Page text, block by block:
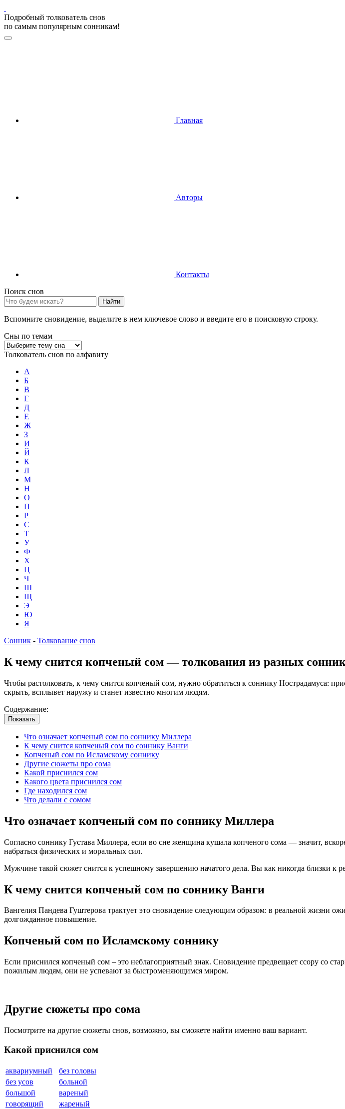
Подробный толкователь снов
по самым популярным сонникам!
Главная
Авторы
Контакты
Поиск снов
Найти
Вспомните сновидение, выделите в нем ключевое слово и введите его в поисковую строку.
Сны по темам
Толкователь снов по алфавиту
А
Б
В
Г
Д
Е
Ж
З
И
Й
К
Л
М
Н
О
П
Р
С
Т
У
Ф
Х
Ц
Ч
Ш
Щ
Э
Ю
Я
Сонник - Толкование снов
К чему снится копченый сом — толкования из разных
Чтобы растолковать, к чему снится копченый сом, нужно обратиться к соннику Нострадамуса:
скрыть, всплывет наружу и станет известно многим людям.
Содержание:
Показать
Что означает копченый сом по соннику Миллера
К чему снится копченый сом по соннику Ванги
Копченый сом по Исламскому соннику
Другие сюжеты про сома
Какой приснился сом
Какого цвета приснился сом
Где находился сом
Что делали с сомом
Что означает копченый сом по соннику Миллера
Согласно соннику Густава Миллера, если во сне женщина кушала копченого сома — значит,
набраться физических и моральных сил.
Мужчине такой сюжет снится к успешному завершению начатого дела. Вы как никогда близки к
К чему снится копченый сом по соннику Ванги
Вангелия Пaндева Гуштерова трактует это сновидение следующим образом: в реальной жизни
долгожданное повышение.
Копченый сом по Исламскому соннику
Если приснился копченый сом – это неблагоприятный знак. Сновидение предвещает ссору со
пожилым людям, они не успевают за быстроменяющимся миром.
Другие сюжеты про сома
Посмотрите на другие сюжеты снов, возможно, вы сможете найти именно ваш вариант.
Какой приснился сом
аквариумный
без головы
без усов
больной
большой
вареный
говорящий
жареный